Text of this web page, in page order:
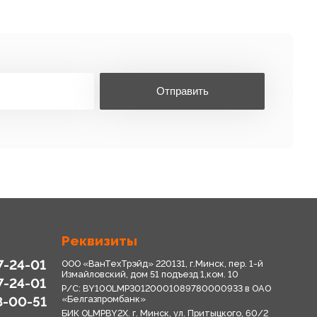
Отправить
24-01
24-01
00-51
Реквизиты
ООО «ВанТехТрэйд» 220131, г.Минск, пер. 1-й
Измайловский, дом 51 подъезд 1,ком. 10
Р/С: BY10OLMP30120001089780000933 в OАО
«Белгазпромбанк»
БИК OLMPBY2X. г. Минск, ул. Притыцкого, 60/2